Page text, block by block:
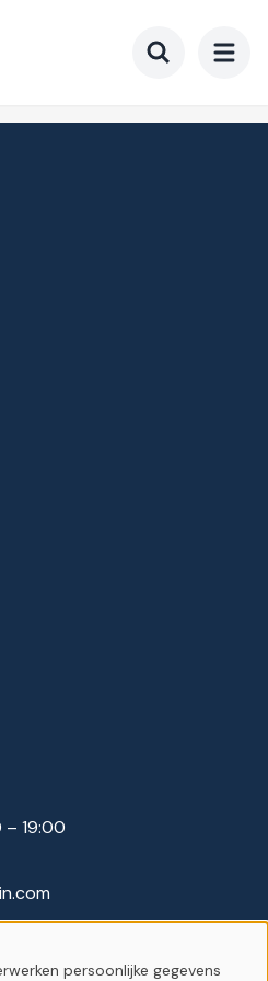
– 19:00
persoonlijke gegevens